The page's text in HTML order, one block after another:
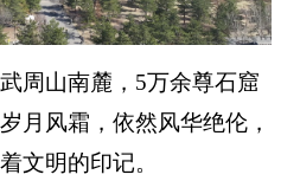
周山南麓，5万余尊石窟
月风霜，依然风华绝伦，
文明的印记。